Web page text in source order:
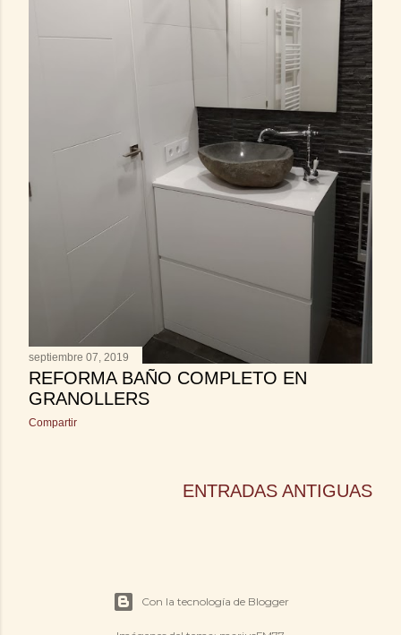
septiembre 07, 2019
REFORMA BAÑO COMPLETO EN
GRANOLLERS
Compartir
ENTRADAS ANTIGUAS
Con la tecnología de Blogger